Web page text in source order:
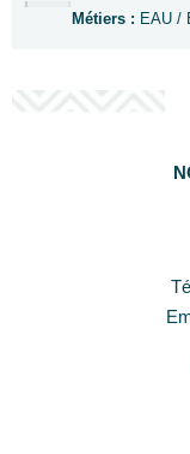
Métiers : EAU /